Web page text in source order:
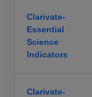
Clarivate-
Essential
Science
Indicators
Clarivate-